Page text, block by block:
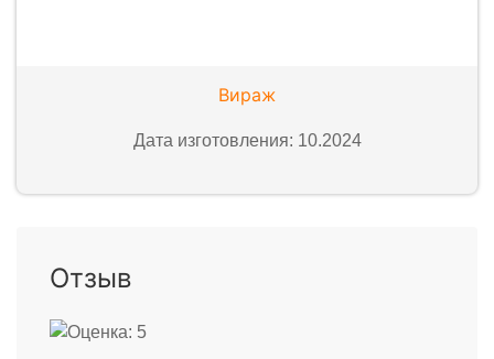
Вираж
Дата изготовления: 10.2024
Отзыв